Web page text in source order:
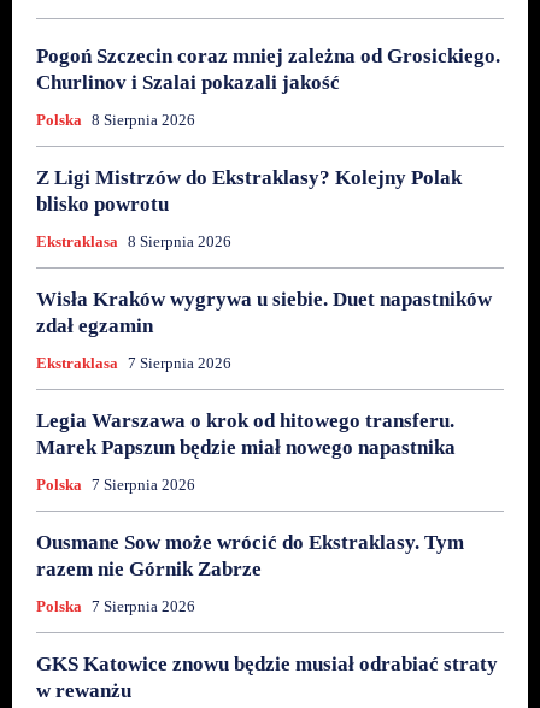
Pogoń Szczecin coraz mniej zależna od Grosickiego.
Churlinov i Szalai pokazali jakość
Polska 8 Sierpnia 2026
Z Ligi Mistrzów do Ekstraklasy? Kolejny Polak
blisko powrotu
Ekstraklasa 8 Sierpnia 2026
Wisła Kraków wygrywa u siebie. Duet napastników
zdał egzamin
Ekstraklasa 7 Sierpnia 2026
Legia Warszawa o krok od hitowego transferu.
Marek Papszun będzie miał nowego napastnika
Polska 7 Sierpnia 2026
Ousmane Sow może wrócić do Ekstraklasy. Tym
razem nie Górnik Zabrze
Polska 7 Sierpnia 2026
GKS Katowice znowu będzie musiał odrabiać straty
w rewanżu